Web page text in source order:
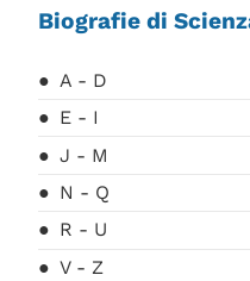
Biografie di
A - D
E - I
J - M
N - Q
R - U
V - Z